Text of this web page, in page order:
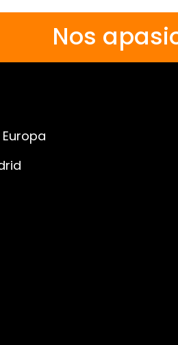
Nos